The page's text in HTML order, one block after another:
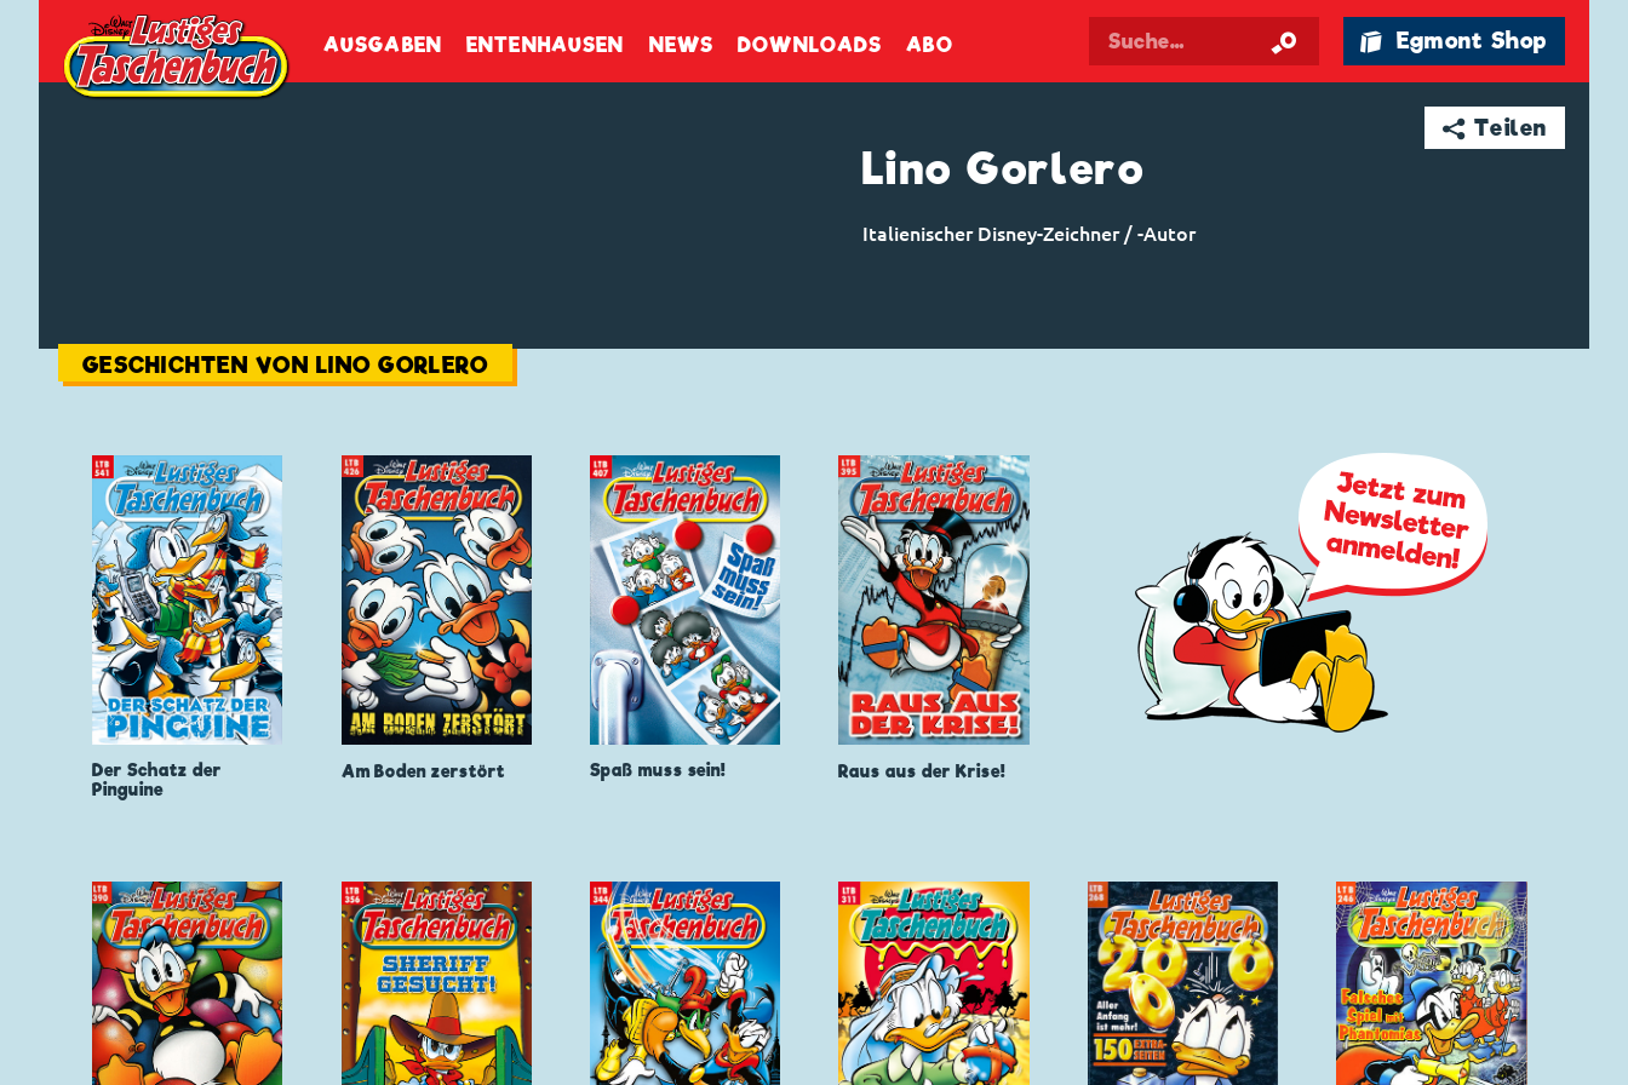
AUSGABEN ENTENHAUSEN NEWS DOWNLOADS ABO 🛍 Egmont Shop
➦ Teilen
Lino Gorlero
Italienischer Disney-Zeichner / -Autor
GESCHICHTEN VON LINO GORLERO
Der Schatz der
Pinguine
Am Boden zerstört Spaß muss sein! Raus aus der Krise!